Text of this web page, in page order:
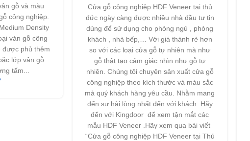
gỗ và màu
công nghiệp.
Density
ván gỗ công
được phủ thêm
lớp vân gỗ
tấm...
Cửa gỗ công nghiệp HDF Veneer tại thủ
đức ngày càng được nhiều nhà đầu tư tin
dùng để sử dụng cho phòng ngủ , phòng
khách , nhà bếp,… Với giá thành rẻ hơn
so với các loại cửa gỗ tự nhiên mà như
gỗ thật tạo cảm giác nhìn như gỗ tự
nhiên. Chúng tôi chuyên sản xuất cửa gỗ
công nghiệp theo kích thước và màu sắc
mà quý khách hàng yêu cầu. Nhằm mang
đến sự hài lòng nhất đến với khách. Hãy
đến với Kingdoor để xem tận mắt các
mẫu HDF Veneer .Hãy xem qua bài viết
“Cửa gỗ công nghiệp HDF Veneer tại Thủ